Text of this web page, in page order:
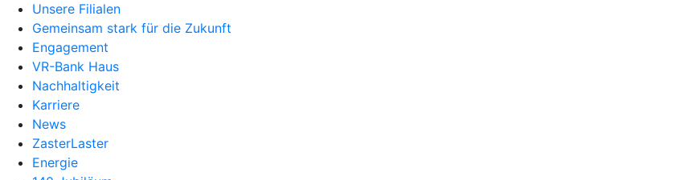
Unsere Filialen
Gemeinsam stark für die Zukunft
Engagement
VR-Bank Haus
Nachhaltigkeit
Karriere
News
ZasterLaster
Energie